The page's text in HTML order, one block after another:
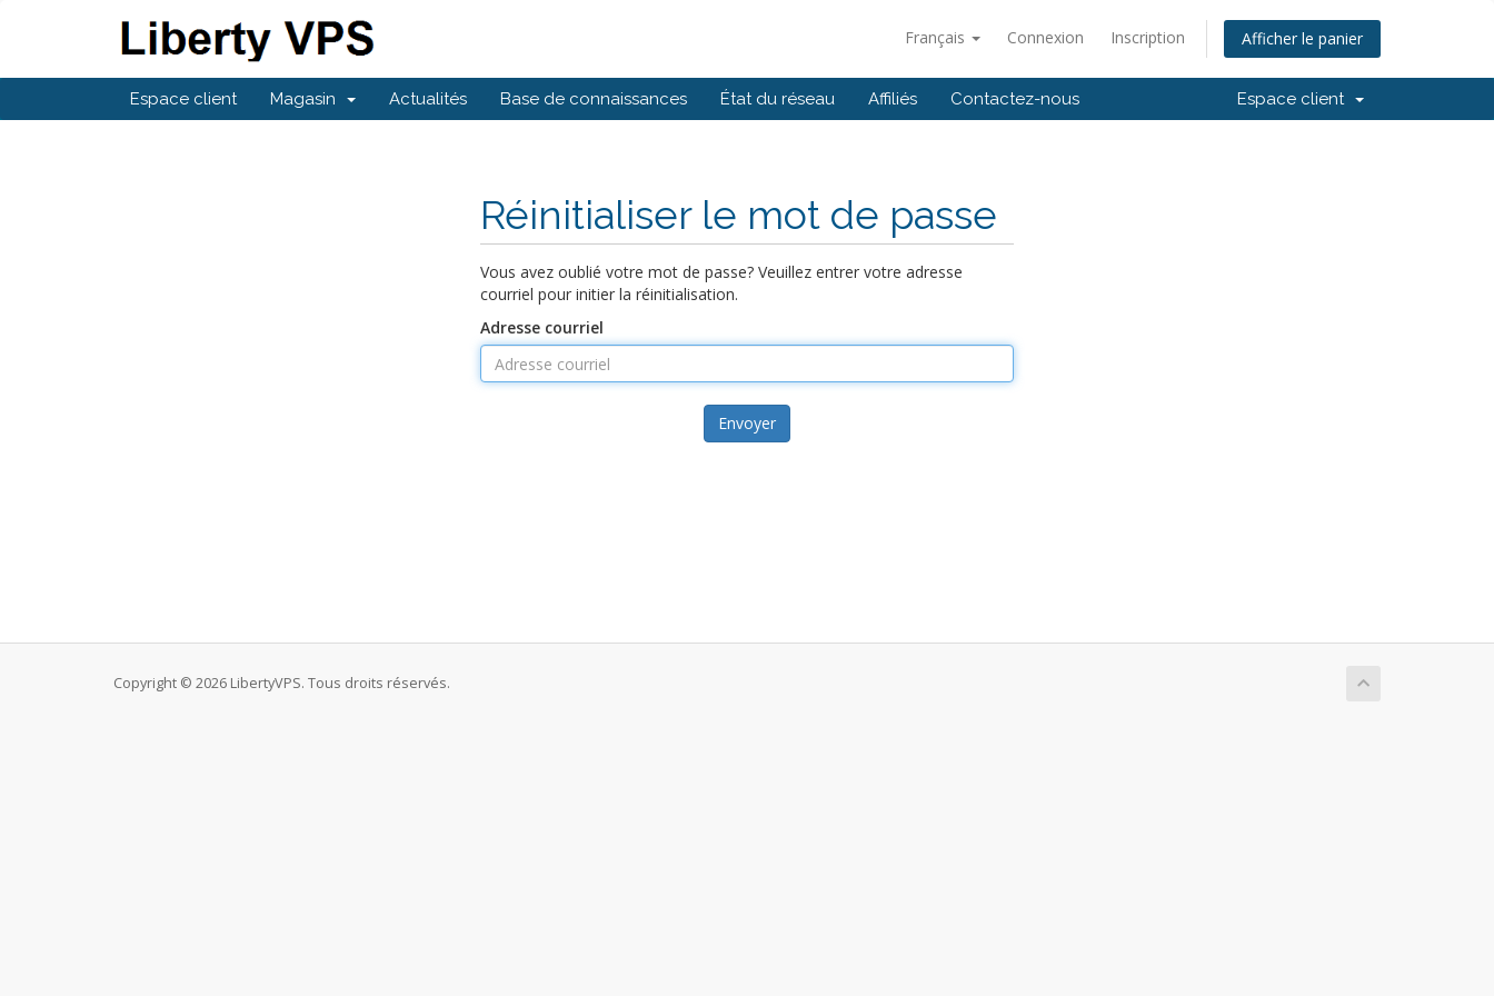
Français Connexion Inscription Afficher le panier
Espace client Magasin Actualités Base de connaissances État du réseau Affiliés Contactez-nous Espace client
Réinitialiser le mot de passe
Vous avez oublié votre mot de passe? Veuillez entrer votre adresse
courriel pour initier la réinitialisation.
Adresse courriel
Envoyer
Copyright © 2026 LibertyVPS. Tous droits réservés.